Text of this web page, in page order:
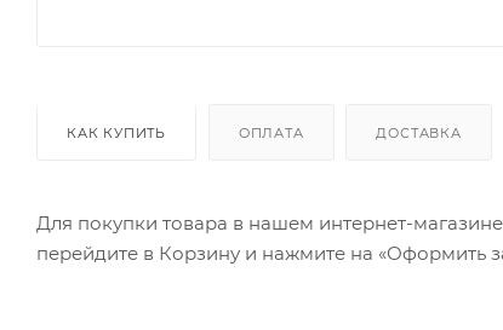
КАК КУПИТЬ ОПЛАТА ДОСТАВКА
Для покупки товара в нашем интернет-
перейдите в Корзину и нажмите на «Оформить